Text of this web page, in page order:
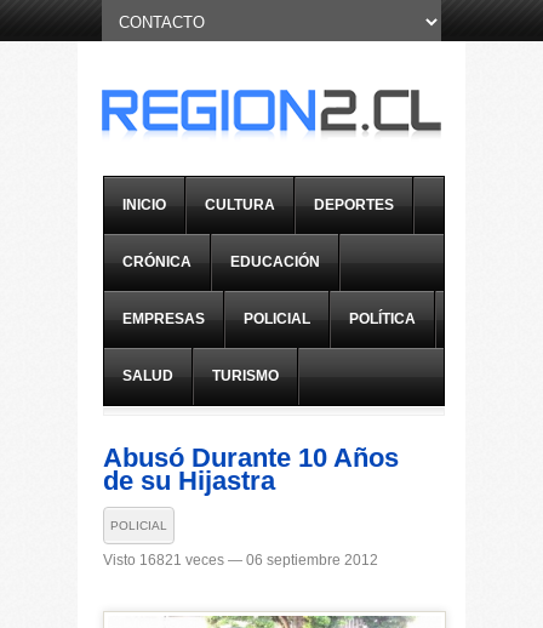
INICIO CULTURA DEPORTES
CRÓNICA EDUCACIÓN
EMPRESAS POLICIAL POLÍTICA
SALUD TURISMO
Abusó Durante 10 Años
de su Hijastra
POLICIAL
Visto 16821 veces — 06 septiembre 2012